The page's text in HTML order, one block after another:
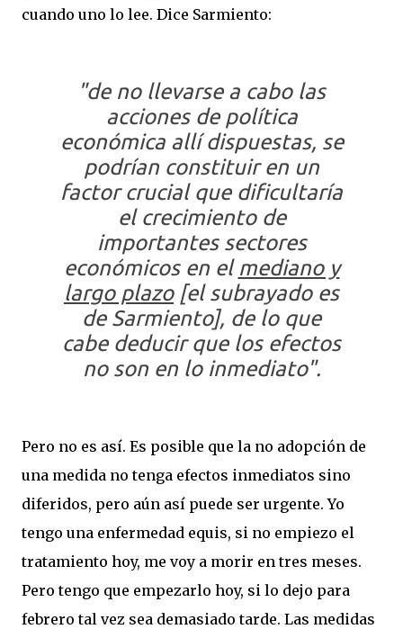
cuando uno lo lee. Dice Sarmiento:
"de no llevarse a cabo las
acciones de política
económica allí dispuestas, se
podrían constituir en un
factor crucial que dificultaría
el crecimiento de
importantes sectores
económicos en el mediano y
largo plazo[el subrayado es
de Sarmiento], de lo que
cabe deducir que los efectos
no son en lo inmediato".
Pero no es así. Es posible que la no adopción de
una medida no tenga efectos inmediatos sino
diferidos, pero aún así puede ser urgente. Yo
tengo una enfermedad equis, si no empiezo el
tratamiento hoy, me voy a morir en tres meses.
Pero tengo que empezarlo hoy, si lo dejo para
febrero tal vez sea demasiado tarde. Las medidas